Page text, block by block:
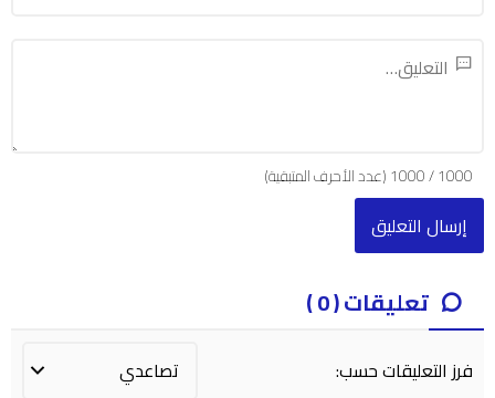
1000
/
1000(عدد الأحرف المتبقية)
تعليقات ( 0 )
فرز التعليقات حسب: